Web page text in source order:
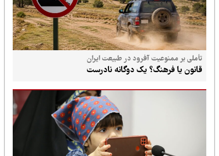
تأملی بر ممنوعیت آفرود در طبیعت ایران
قانون یا فرهنگ؟ یک دوگانه نادرست